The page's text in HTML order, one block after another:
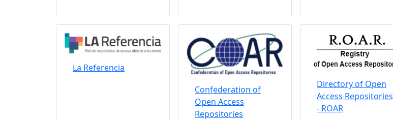
La Referencia
Confederation of
Open Access
Repositories
Directory of Open
Access Repositories
- ROAR